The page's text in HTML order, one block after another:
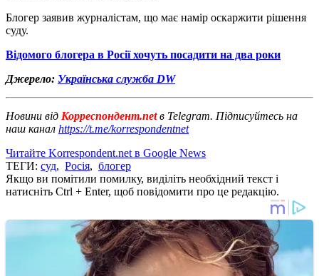
Блогер заявив журналістам, що має намір оскаржити рішення
суду.
Відомого блогера в Росії хочуть посадити на два роки
Джерело: Українська служба DW
Новини від Корреспондент.netв Telegram. Підписуйтесь на
наш канал https://t.me/korrespondentnet
Читайте Korrespondent.net в Google News
ТЕГИ: суд, Росія, блогер
Якщо ви помітили помилку, виділіть необхідний текст і
натисніть Ctrl + Enter, щоб повідомити про це редакцію.